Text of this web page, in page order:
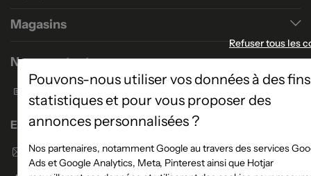
Magasins
Nous contacter
Enseigne Atlas Home
Envoyer un email
Refuser tous les
Pouvons-nous utiliser vos données à des fins
statistiques et pour vous proposer des
annonces personnalisées ?
Nos partenaires, notamment Google au travers des services
Ads et Google Analytics, Meta, Pinterest ainsi que Hotjar